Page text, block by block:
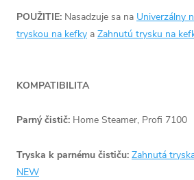
POUŽITIE: Nasadzuje sa na Univerzálny
tryskou na kefky a Zahnutú trysku na
KOMPATIBILITA
Parný čistič: Home Steamer, Profi 7100
Tryska k parnému čističu: Zahnutá
NEW